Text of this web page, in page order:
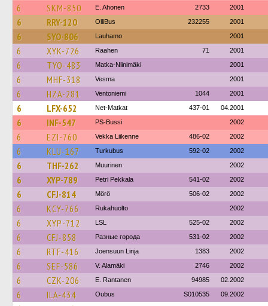
6 SKM-850 E. Ahonen 2733 2001
6 RRY-120 OlliBus 232255 2001
6 SYO-806 Lauhamo 2001
6 XYK-726 Raahen 71 2001
6 TYO-483 Matka-Niinimäki 2001
6 MHF-318 Vesma 2001
6 HZA-281 Ventoniemi 1044 2001
6 LFX-652 Net-Matkat 437-01 04.2001
6 INF-547 PS-Bussi 2002
6 EZI-760 Vekka Liikenne 486-02 2002
6 KLU-167 Turkubus 592-02 2002
6 THF-262 Muurinen 2002
6 XYP-789 Petri Pekkala 541-02 2002
6 CFJ-814 Mörö 506-02 2002
6 KCY-766 Rukahuolto 2002
6 XYP-712 LSL 525-02 2002
6 CFJ-858 Разные города 531-02 2002
6 RTF-416 Joensuun Linja 1383 2002
6 SEF-586 V. Alamäki 2746 2002
6 CZK-206 E. Rantanen 94985 02.2002
6 ILA-434 Oubus S010535 09.2002